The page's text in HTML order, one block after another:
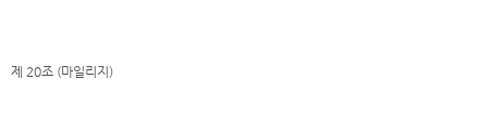
제 20조 (마일리지)